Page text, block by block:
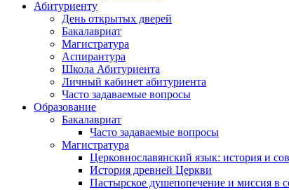
Абитуриенту
День открытых дверей
Бакалавриат
Магистратура
Аспирантура
Школа Абитуриента
Личный кабинет абитуриента
Часто задаваемые вопросы
Образование
Бакалавриат
Часто задаваемые вопросы
Магистратура
Церковнославянский язык: история и
История древней Церкви
Пастырское душепопечение и миссия в